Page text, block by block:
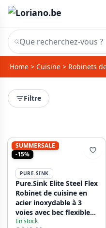
Home > Cuisine > Robinets
Filtre
SUMMERSALE
-15%
PURE.SINK
Pure.Sink Elite Steel Flex
Robinet de cuisine en
acier inoxydable à 3
voies avec bec flexible
et eau filtrée PS8110-02
En stock